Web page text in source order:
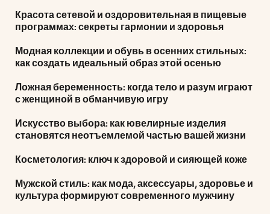
Красота сетевой и оздоровительная в пищевые
программах: секреты гармонии и здоровья
Модная коллекции и обувь в осенних стильных:
как создать идеальный образ этой осенью
Ложная беременность: когда тело и разум играют
с женщиной в обманчивую игру
Искусство выбора: как ювелирные изделия
становятся неотъемлемой частью вашей жизни
Косметология: ключ к здоровой и сияющей коже
Мужской стиль: как мода, аксессуары, здоровье и
культура формируют современного мужчину